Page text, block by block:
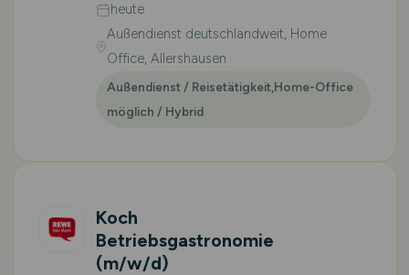
heute
Außendienst deutschlandweit, Home
Office, Allershausen
Außendienst / Reisetätigkeit,Home-Office
möglich / Hybrid
Koch
Betriebsgastronomie
(m/w/d)